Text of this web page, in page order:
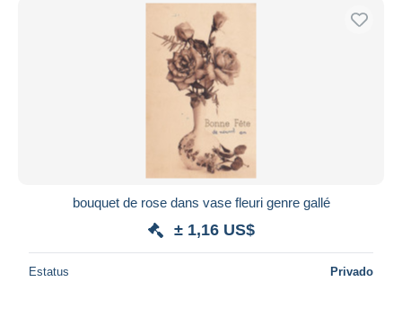
bouquet de rose dans vase fleuri genre gallé
± 1,16 US$
Estatus Privado